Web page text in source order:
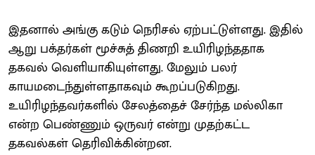
இதனால் அங்கு கடும் நெரிசல் ஏற்பட்டுள்ளது. இதில்
ஆறு பக்தர்கள் மூச்சுத் திணறி உயிரிழந்ததாக
தகவல் வெளியாகியுள்ளது. மேலும் பலர்
காயமடைந்துள்ளதாகவும் கூறப்படுகிறது.
உயிரிழந்தவர்களில் சேலத்தைச் சேர்ந்த மல்லிகா
என்ற பெண்ணும் ஒருவர் என்று முதற்கட்ட
தகவல்கள் தெரிவிக்கின்றன.